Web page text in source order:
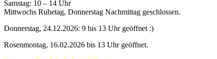
Samstag: 10 – 14 Uhr
Mittwochs Ruhetag, Donnerstag Nachmittag geschlossen.
Donnerstag, 24.12.2026: 9 bis 13 Uhr geöffnet :)
Rosenmontag, 16.02.2026 bis 13 Uhr geöffnet.